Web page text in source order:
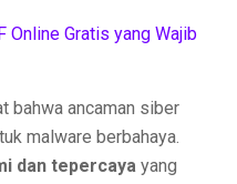
Online Gratis yang Wajib
bahwa ancaman siber
malware berbahaya.
dan tepercaya yang